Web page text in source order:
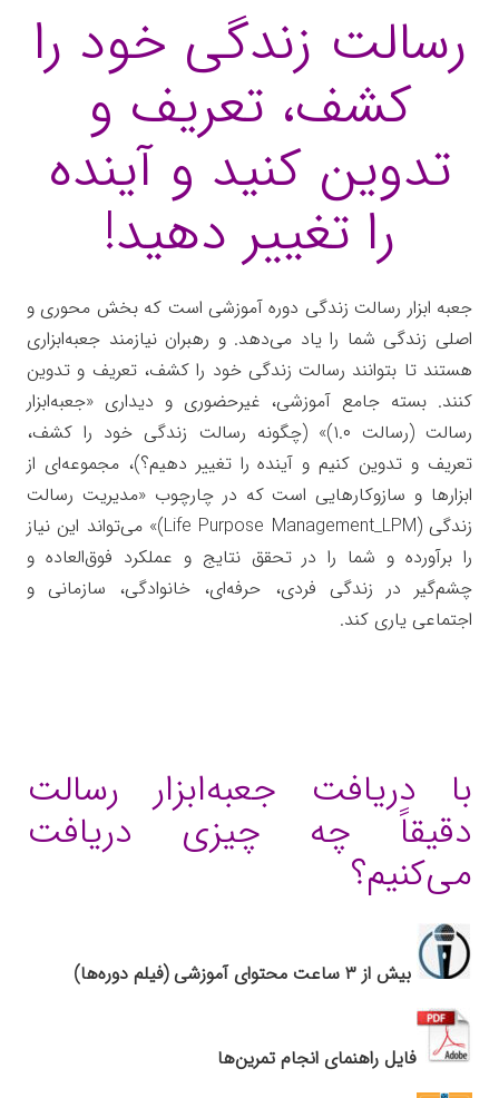
رسالت زندگی خود را
کشف، تعریف و
تدوین کنید و آینده
را تغییر دهید!
جعبه ابزار رسالت زندگی دوره آموزشی است که بخش محوری و
اصلی زندگی شما را یاد می‌دهد. و رهبران نیازمند جعبه‌ابزاری
هستند تا بتوانند رسالت زندگی خود را کشف، تعریف و تدوین
کنند. بسته جامع آموزشی، غیرحضوری و دیداری «جعبه‌ابزار
رسالت (رسالت ۱.۰)» (چگونه رسالت زندگی خود را کشف،
تعریف و تدوین کنیم و آینده را تغییر دهیم؟)، مجموعه‌ای از
ابزارها و سازوکارهایی است که در چارچوب «مدیریت رسالت
زندگی (Life Purpose Management_LPM)» می‌تواند این نیاز
را برآورده و شما را در تحقق نتایج و عملکرد فوق‌العاده و
چشم‌گیر در زندگی فردی، حرفه‌ای، خانوادگی، سازمانی و
اجتماعی یاری کند.
با دریافت جعبه‌ابزار رسالت
دقیقاً چه چیزی دریافت
می‌کنیم؟
بیش از ۳ ساعت محتوای آموزشی (فیلم دوره‌ها)
فایل راهنمای انجام تمرین‌ها